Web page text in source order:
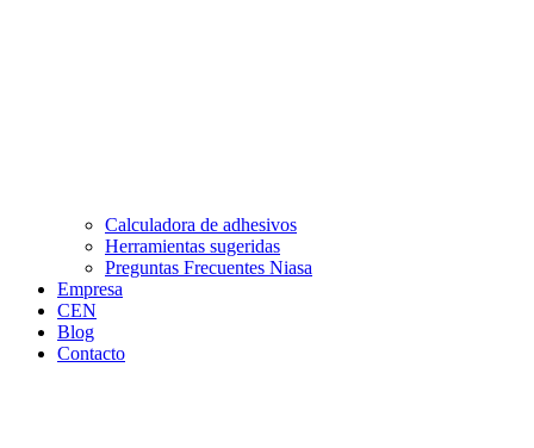
Calculadora de adhesivos
Herramientas sugeridas
Preguntas Frecuentes Niasa
Empresa
CEN
Blog
Contacto